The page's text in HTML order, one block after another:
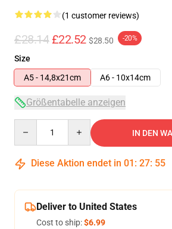
(1 customer reviews)
£28.14 £22.52 $28.50 -20%
Size
A5 - 14,8x21cm
A6 - 10x14cm
Größentabelle anzeigen
IN DEN
Diese Aktion endet in 01 : 27: 55
Deliver to United States
Cost to ship:$6.99